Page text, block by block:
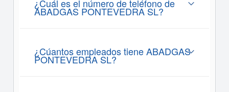
¿Cuál es el número de teléfono de
ABADGAS PONTEVEDRA SL?
¿Cúantos empleados tiene ABADGAS
PONTEVEDRA SL?